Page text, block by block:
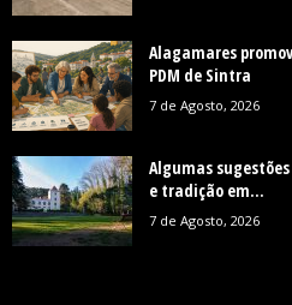
Alagamares
PDM de Sintra
7 de Agosto, 2026
Algumas
e tradição em...
7 de Agosto, 2026